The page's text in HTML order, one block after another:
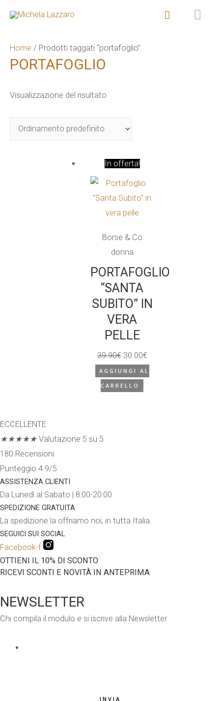
Cerca
Home / Prodotti taggati “portafoglio”
PORTAFOGLIO
Visualizzazione del risultato
In offerta!
Borse & Co
donna
PORTAFOGLIO
“SANTA
SUBITO” IN
VERA
PELLE
39.90€
Il
prezzo
originale
30.00€
prezzo
AGGIUNGI AL
CARRELLO
ECCELLENTE
★★★★★ Valutazione 5 su 5
180 Recensioni
Punteggio 4.9/5
ASSISTENZA CLIENTI
Da Lunedì al Sabato | 8:00-20:00
SPEDIZIONE GRATUITA
La spedizione la offriamo noi, in tutta Italia.
SEGUICI SUI SOCIAL
Facebook-f
OTTIENI IL 10% DI SCONTO
RICEVI SCONTI E NOVITÀ IN ANTEPRIMA
NEWSLETTER
Chi compila il modulo e si iscrive alla Newsletter
INVIA